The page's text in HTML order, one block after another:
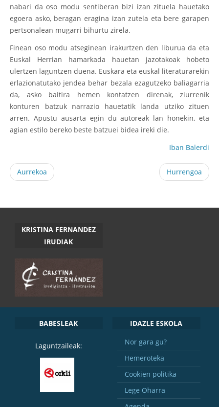
nabari da oso modu sentiberan bizi izan zituela hauetako
egoera asko, beragan eragina izan zutela eta bere garapen
pertsonalean mugarri bihurtu zirela.
Finean oso modu atseginean irakurtzen den liburua da eta
Euskal Herrian hamarkada hauetan jazotakoak hobeto
ulertzen laguntzen duena. Euskara eta euskal literaturarekin
erlazionatutako jendea behar bezala ezagutzeko baliagarria
da, asko baitira hemen kontatzen direnak, ziurrenik
konturen batzuk narrazio hauetatik landa utziko zituen
arren. Apustu ausarta egin du autoreak lan honekin, eta
agian estilo bereko beste batzuei bidea ireki die.
Iban Balerdi
Aurrekoa Hurrengoa
KRISTINA FERNANDEZ
IRUDIAK
BABESLEAK
Laguntzaileak:
IDAZLE ESKOLA
Nor gara gu?
Hemeroteka
Cookien politika
Lege Oharra